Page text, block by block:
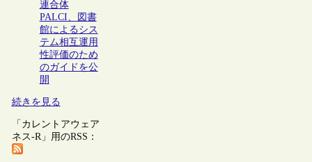
連合体
PALCI、図書
館によるシス
テム相互運用
性評価のため
のガイドを公
開
続きを見る
「カレントアウェア
ネス-R」用のRSS：